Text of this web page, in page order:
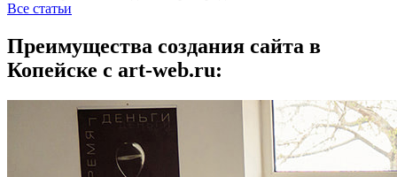
Все статьи
Преимущества создания сайта в
Копейске с art-web.ru: